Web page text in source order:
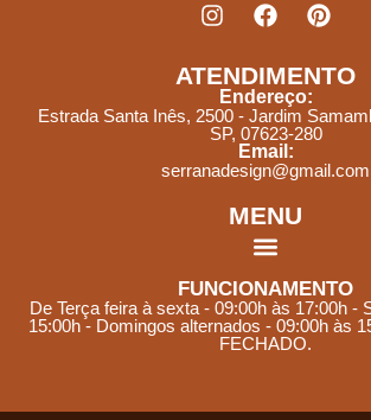
ATENDIMENTO
Endereço:
Estrada Santa Inês, 2500 - Jardim
SP, 07623-280
Email:
serranadesign@gmail.com
MENU
FUNCIONAMENTO
De Terça feira à sexta - 09:00h às 17:00h -
15:00h - Domingos alternados - 09:00h às
FECHADO.